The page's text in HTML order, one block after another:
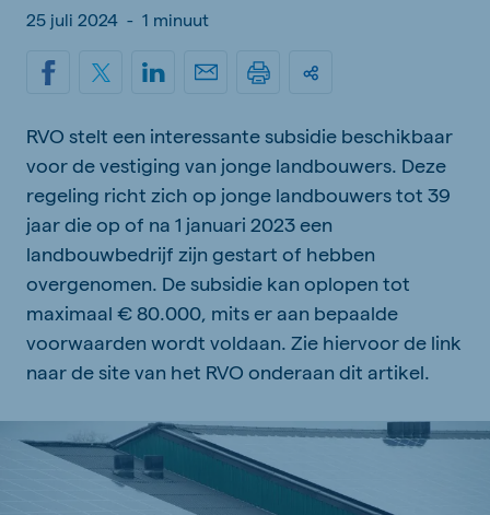
25 juli 2024 - 1 minuut
RVO stelt een interessante subsidie beschikbaar
voor de vestiging van jonge landbouwers. Deze
regeling richt zich op jonge landbouwers tot 39
jaar die op of na 1 januari 2023 een
landbouwbedrijf zijn gestart of hebben
overgenomen. De subsidie kan oplopen tot
maximaal € 80.000, mits er aan bepaalde
voorwaarden wordt voldaan. Zie hiervoor de link
naar de site van het RVO onderaan dit artikel.